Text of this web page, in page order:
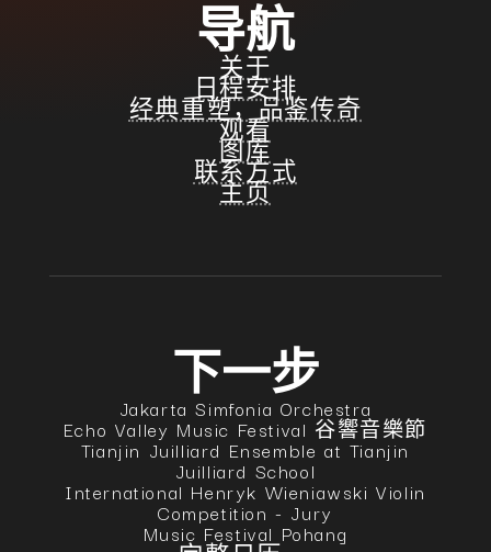
导航
关于
日程安排
经典重塑，品鉴传奇
观看
图库
联系方式
主页
下一步
Jakarta Simfonia Orchestra
Echo Valley Music Festival 谷響音樂節
Tianjin Juilliard Ensemble at Tianjin
Juilliard School
International Henryk Wieniawski Violin
Competition - Jury
Music Festival Pohang